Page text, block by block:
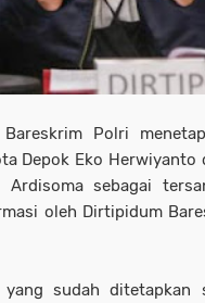
Polri
Depok Eko Herwiyanto
sebagai
oleh Dirtipidum
sudah ditetapkan